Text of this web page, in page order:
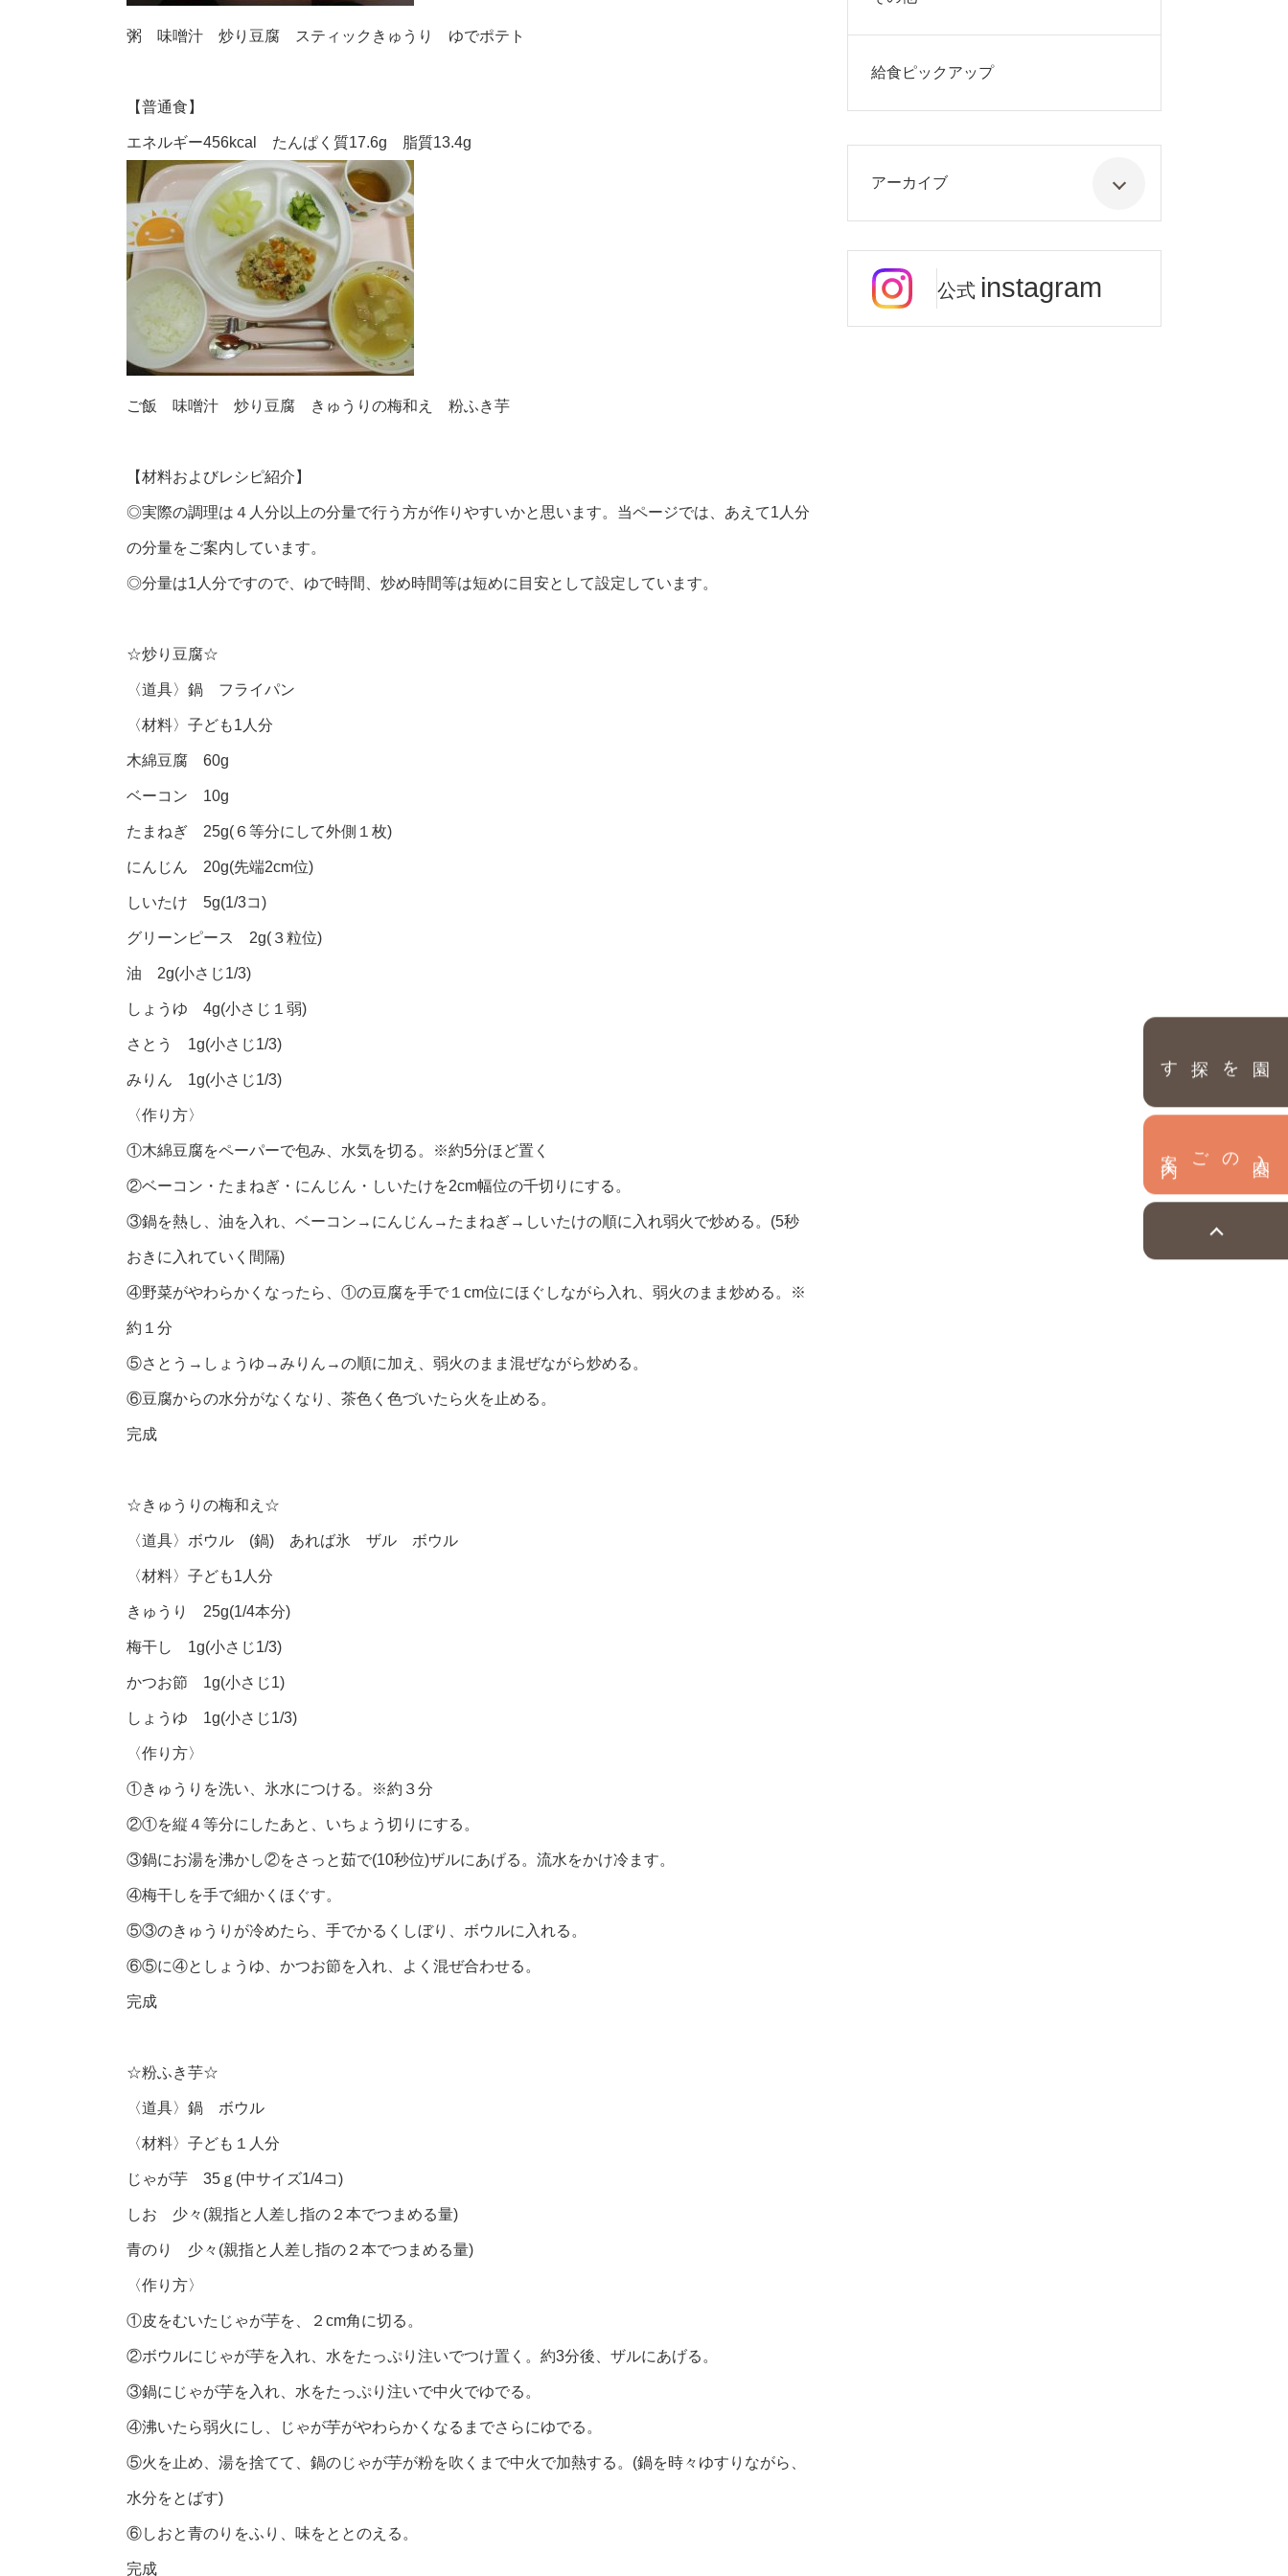
園を探す
粥 味噌汁 炒り豆腐 スティックきゅうり ゆでポテト
【普通食】
エネルギー456kcal たんぱく質17.6g 脂質13.4g
ご飯 味噌汁 炒り豆腐 きゅうりの梅和え 粉ふき芋
【材料およびレシピ紹介】
◎実際の調理は４人分以上の分量で行う方が作りやすいかと思います。当ページでは、あえて1人分
の分量をご案内しています。
◎分量は1人分ですので、ゆで時間、炒め時間等は短めに目安として設定しています。
☆炒り豆腐☆
〈道具〉鍋 フライパン
〈材料〉子ども1人分
木綿豆腐 60g
ベーコン 10g
たまねぎ 25g(６等分にして外側１枚)
にんじん 20g(先端2cm位)
しいたけ 5g(1/3コ)
グリーンピース 2g(３粒位)
油 2g(小さじ1/3)
しょうゆ 4g(小さじ１弱)
さとう 1g(小さじ1/3)
みりん 1g(小さじ1/3)
〈作り方〉
①木綿豆腐をペーパーで包み、水気を切る。※約5分ほど置く
②ベーコン・たまねぎ・にんじん・しいたけを2cm幅位の千切りにする。
③鍋を熱し、油を入れ、ベーコン→にんじん→たまねぎ→しいたけの順に入れ弱火で炒める。(5秒
おきに入れていく間隔)
④野菜がやわらかくなったら、①の豆腐を手で１cm位にほぐしながら入れ、弱火のまま炒める。※
約１分
⑤さとう→しょうゆ→みりん→の順に加え、弱火のまま混ぜながら炒める。
⑥豆腐からの水分がなくなり、茶色く色づいたら火を止める。
完成
☆きゅうりの梅和え☆
〈道具〉ボウル (鍋) あれば氷 ザル ボウル
〈材料〉子ども1人分
きゅうり 25g(1/4本分)
梅干し 1g(小さじ1/3)
かつお節 1g(小さじ1)
しょうゆ 1g(小さじ1/3)
〈作り方〉
①きゅうりを洗い、氷水につける。※約３分
②①を縦４等分にしたあと、いちょう切りにする。
③鍋にお湯を沸かし②をさっと茹で(10秒位)ザルにあげる。流水をかけ冷ます。
④梅干しを手で細かくほぐす。
⑤③のきゅうりが冷めたら、手でかるくしぼり、ボウルに入れる。
⑥⑤に④としょうゆ、かつお節を入れ、よく混ぜ合わせる。
完成
☆粉ふき芋☆
〈道具〉鍋 ボウル
〈材料〉子ども１人分
じゃが芋 35ｇ(中サイズ1/4コ)
しお 少々(親指と人差し指の２本でつまめる量)
青のり 少々(親指と人差し指の２本でつまめる量)
〈作り方〉
①皮をむいたじゃが芋を、２cm角に切る。
②ボウルにじゃが芋を入れ、水をたっぷり注いでつけ置く。約3分後、ザルにあげる。
③鍋にじゃが芋を入れ、水をたっぷり注いで中火でゆでる。
④沸いたら弱火にし、じゃが芋がやわらかくなるまでさらにゆでる。
⑤火を止め、湯を捨てて、鍋のじゃが芋が粉を吹くまで中火で加熱する。(鍋を時々ゆすりながら、
水分をとばす)
⑥しおと青のりをふり、味をととのえる。
完成
給食ピックアップ
アーカイブ
公式 instagram